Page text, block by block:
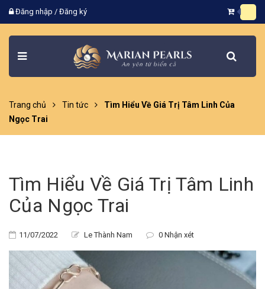
Đăng nhập / Đăng ký
Trang chủ Tin tức
Tìm Hiểu Về Giá Trị Tâm Linh Của
Ngọc Trai
Tìm Hiểu Về Giá Trị Tâm Linh
Của Ngọc Trai
11/07/2022 Le Thành Nam 0 Nhận xét